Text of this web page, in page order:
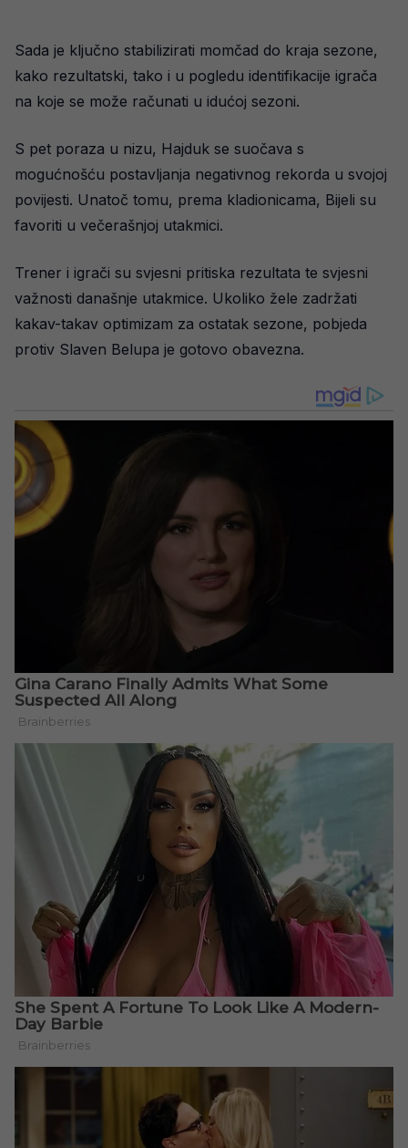
Sada je ključno stabilizirati momčad do kraja sezone,
kako rezultatski, tako i u pogledu identifikacije igrača
na koje se može računati u idućoj sezoni.
S pet poraza u nizu, Hajduk se suočava s
mogućnošću postavljanja negativnog rekorda u svojoj
povijesti. Unatoč tomu, prema kladionicama, Bijeli su
favoriti u večerašnjoj utakmici.
Trener i igrači su svjesni pritiska rezultata te svjesni
važnosti današnje utakmice. Ukoliko žele zadržati
kakav-takav optimizam za ostatak sezone, pobjeda
protiv Slaven Belupa je gotovo obavezna.